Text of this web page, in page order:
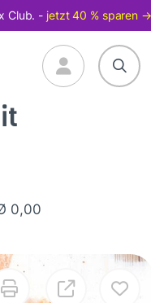
Club. - jetzt 40 % sparen →
0,00